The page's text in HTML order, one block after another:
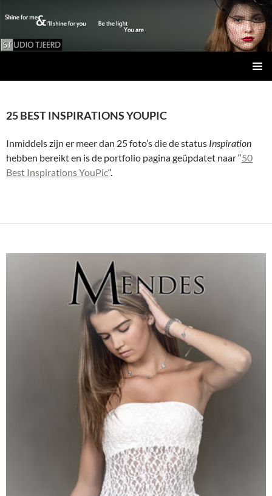
INHOUD
25 BEST INSPIRATIONS YOUPIC
Inmiddels zijn er meer dan 25 foto’s die de status Inspiration
hebben bereikt en is de portfolio pagina geüpdatet naar “50
Best Inspirations YouPic“.